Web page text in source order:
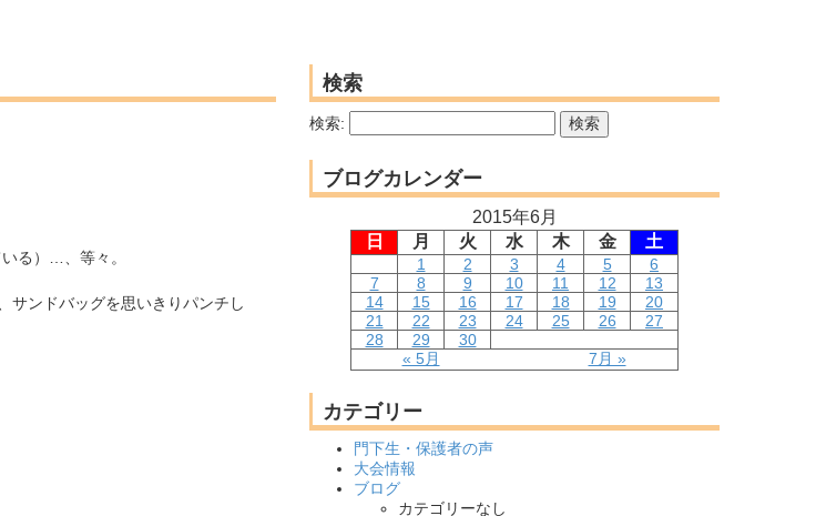
る）…、等々。
サンドバッグを思いきりパンチし
検索
検索:
ブログカレンダー
2015年6月
日
月 火 水 木 金 土
« 5月 7月 »
1 2 3 4 5
6
7
8 9 10 11 12
13
14
15 16 17 18 19
20
21
22 23 24 25 26
27
28
29 30
カテゴリー
門下生・保護者の声
大会情報
ブログ
カテゴリーなし